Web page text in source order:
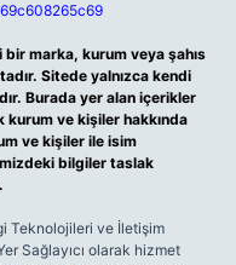
marka, kurum veya şahıs
Sitede yalnızca kendi
Burada yer alan içerikler
ve kişiler hakkında
ve kişiler ile isim
bilgiler taslak
Teknolojileri ve İletişim
Sağlayıcı olarak hizmet